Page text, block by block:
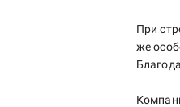
При
же